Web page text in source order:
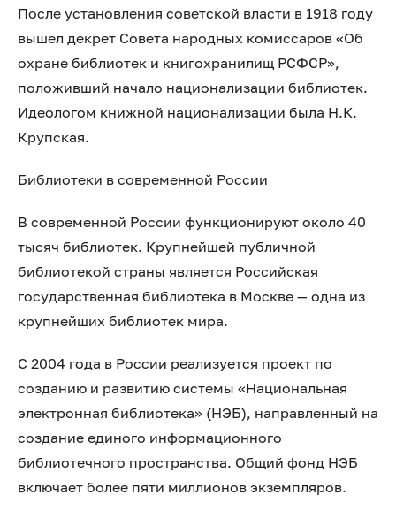
После установления советской власти в 1918 году
вышел декрет Совета народных комиссаров «Об
охране библиотек и книгохранилищ РСФСР»,
положивший начало национализации библиотек.
Идеологом книжной национализации была Н.К.
Крупская.
Библиотеки в современной России
В современной России функционируют около 40
тысяч библиотек. Крупнейшей публичной
библиотекой страны является Российская
государственная библиотека в Москве — одна из
крупнейших библиотек мира.
С 2004 года в России реализуется проект по
созданию и развитию системы «Национальная
электронная библиотека» (НЭБ), направленный на
создание единого информационного
библиотечного пространства. Общий фонд НЭБ
включает более пяти миллионов экземпляров.